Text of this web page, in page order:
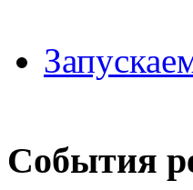
Cобытия